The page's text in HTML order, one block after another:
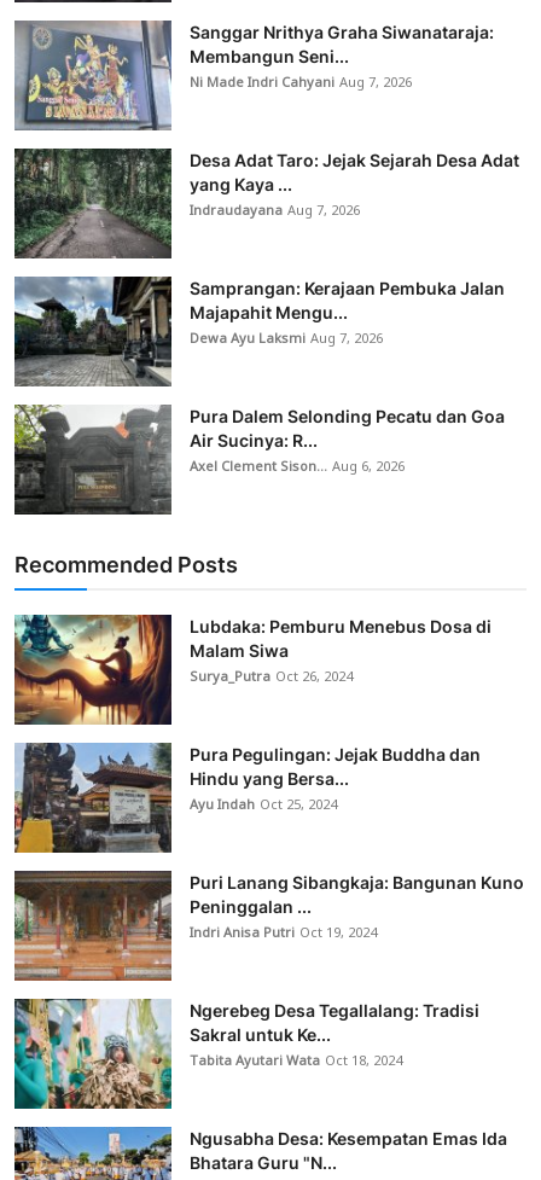
Sanggar Nrithya Graha Siwanataraja:
Membangun Seni...
Ni Made Indri CahyaniAug 7, 2026
Desa Adat Taro: Jejak Sejarah Desa Adat
yang Kaya ...
IndraudayanaAug 7, 2026
Samprangan: Kerajaan Pembuka Jalan
Majapahit Mengu...
Dewa Ayu LaksmiAug 7, 2026
Pura Dalem Selonding Pecatu dan Goa
Air Sucinya: R...
Axel Clement Sison...Aug 6, 2026
Recommended Posts
Lubdaka: Pemburu Menebus Dosa di
Malam Siwa
Surya_Putra Oct 26, 2024
Pura Pegulingan: Jejak Buddha dan
Hindu yang Bersa...
Ayu Indah Oct 25, 2024
Puri Lanang Sibangkaja: Bangunan Kuno
Peninggalan ...
Indri Anisa Putri Oct 19, 2024
Ngerebeg Desa Tegallalang: Tradisi
Sakral untuk Ke...
Tabita Ayutari Wata Oct 18, 2024
Ngusabha Desa: Kesempatan Emas Ida
Bhatara Guru "N...